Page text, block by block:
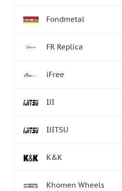
Fondmetal
FR Replica
iFree
IJI
IJITSU
K&K
Khomen Wheels